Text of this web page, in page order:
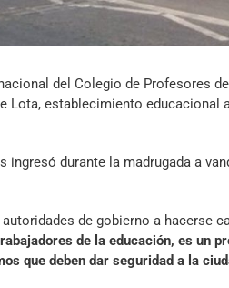
del Colegio de Profesores
Lota, establecimiento educacional
ingresó durante la madrugada a
de gobierno a hacerse
de la educación, es un
que deben dar seguridad a la